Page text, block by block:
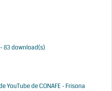
83 download(s)
YouTube de CONAFE - Frisona